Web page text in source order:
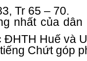
Tr 65 – 70.
nhất của
ĐHTH Huế và
Chứt góp